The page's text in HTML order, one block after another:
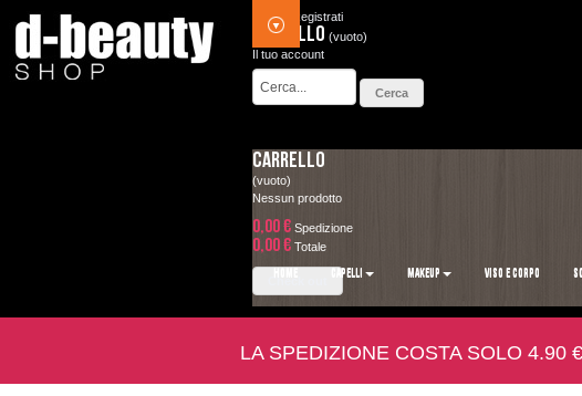
Accedi Registrati
Carrello (vuoto)
Il tuo account
Carrello
(vuoto)
Nessun prodotto
0,00 € Spedizione
0,00 € Totale
HOME CAPELLI MAKEUP VISO E CORPO
LA SPEDIZIONE COSTA SOLO 4.90